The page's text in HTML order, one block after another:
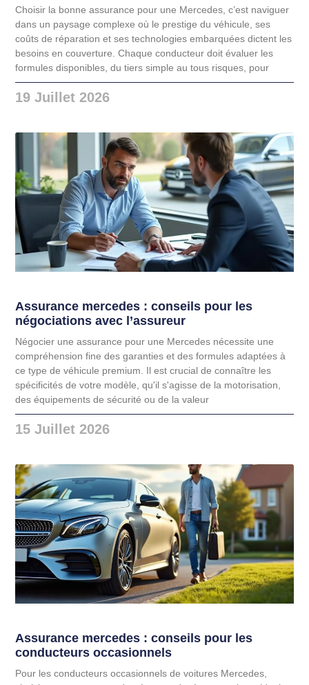
Choisir la bonne assurance pour une Mercedes, c’est naviguer
dans un paysage complexe où le prestige du véhicule, ses
coûts de réparation et ses technologies embarquées dictent les
besoins en couverture. Chaque conducteur doit évaluer les
formules disponibles, du tiers simple au tous risques, pour
19 Juillet 2026
Assurance mercedes : conseils pour les
négociations avec l’assureur
Négocier une assurance pour une Mercedes nécessite une
compréhension fine des garanties et des formules adaptées à
ce type de véhicule premium. Il est crucial de connaître les
spécificités de votre modèle, qu'il s'agisse de la motorisation,
des équipements de sécurité ou de la valeur
15 Juillet 2026
Assurance mercedes : conseils pour les
conducteurs occasionnels
Pour les conducteurs occasionnels de voitures Mercedes,